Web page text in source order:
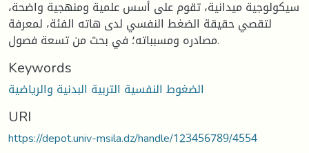
سيكولوجية ميدانية، تقوم على أسس علمية ومنهجية واضحة،
لتقصي حقيقة الضغط النفسي لدى هاته الفئة، لمعرفة
مصادره ومسبباته؛ في بحث من تسعة فصول.
Keywords
الضغوط النفسية التربية البدنية والرياضية
URI
https://depot.univ-msila.dz/handle/123456789/4554